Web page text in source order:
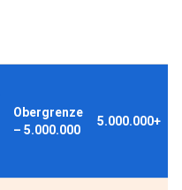
Obergrenze
– 5.000.000
5.000.000+